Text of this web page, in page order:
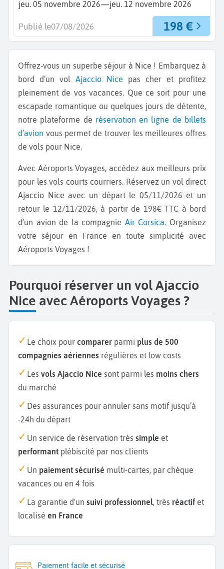
jeu. 05 novembre 2026—jeu. 12 novembre 2026
198 €
Publié le07/08/2026
Offrez-vous un superbe séjour à Nice ! Embarquez à
bord d’un vol Ajaccio Nice pas cher et profitez
pleinement de vos vacances. Que ce soit pour une
escapade romantique ou quelques jours de détente,
notre plateforme de réservation en ligne de billets
d’avion vous permet de trouver les meilleures offres
de vols pour Nice.
Avec Aéroports Voyages, accédez aux meilleurs prix
pour les vols courts courriers. Réservez un vol direct
Ajaccio Niceavec un départ le 05/11/2026 et un
retour le 12/11/2026, à partir de 198€ TTC à bord
d’un avion de la compagnie Air Corsica. Organisez
votre séjour en France en toute simplicité avec
Aéroports Voyages !
Pourquoi réserver un vol Ajaccio
Nice avec Aéroports Voyages ?
Le choix pour comparer parmi plus de 500
compagnies aériennes régulières et low costs
Les vols Ajaccio Nice sont parmi les moins chers
du marché
Des assurances pour annuler sans motif jusqu’à
-24h du départ
Un service de réservation très simple et
performant plébiscité par nos clients
Un paiement sécurisé multi-cartes, par chèque
vacances ou en 4 fois
La garantie d'un suivi professionnel, très réactif et
localisé en France
Paiement facile et sécurisé